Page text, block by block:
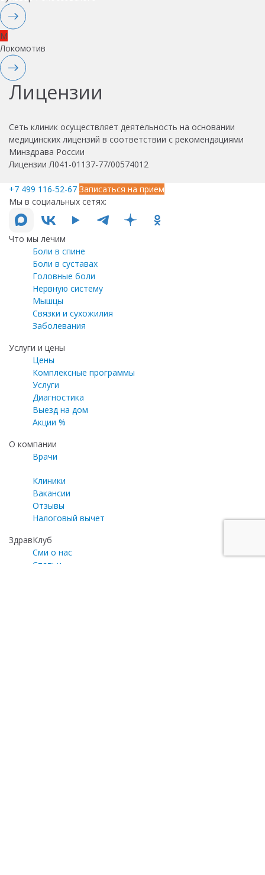
M
Локомотив
Лицензии
Сеть клиник осуществляет деятельность на основании
медицинских лицензий в соответствии с рекомендациями
Минздрава России
Лицензии Л041-01137-77/00574012
+7 499 116-52-67 Записаться на прием
Мы в социальных сетях:
Что мы лечим
Боли в спине
Боли в суставах
Головные боли
Нервную систему
Мышцы
Связки и сухожилия
Заболевания
Услуги и цены
Цены
Комплексные программы
Услуги
Диагностика
Выезд на дом
Акции %
О компании
Врачи
Клиники
Вакансии
Отзывы
Налоговый вычет
ЗдравКлуб
Сми о нас
Статьи